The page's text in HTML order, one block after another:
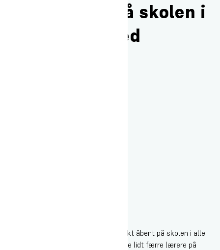
Kan jeg blive på skolen i
forbindelse med
Det kan du tro. Der er som udgangspunkt åbent på skolen i alle
ferier - undtagen i juleferien. Der vil være lidt færre lærere på